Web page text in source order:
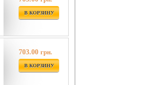
В КОРЗИНУ
703.00 грн.
В КОРЗИНУ